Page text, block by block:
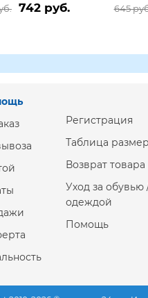
742 руб. 645
Регистрация
Таблица
Возврат товара
Уход за обувью
одеждой
Помощь